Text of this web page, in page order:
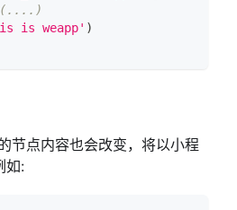
is weapp' )
节点内容也会改变，将以小程
如: